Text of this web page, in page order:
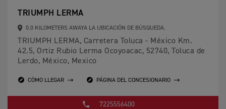
TRIUMPH LERMA
0.0 KILOMETERS AWAYA LA UBICACIÓN DE BÚSQUEDA.
TRIUMPH LERMA, Carretera Toluca - México Km.
42.5, Ortiz Rubio Lerma Ocoyoacac, 52740, Toluca de
Lerdo, México, Mexico
CÓMO LLEGAR PÁGINA DEL CONCESIONARIO
7225556400